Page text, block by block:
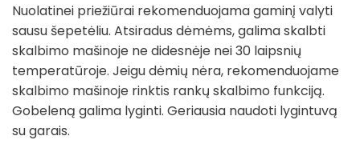
Nuolatinei priežiūrai rekomenduojama gaminį valyti
sausu šepetėliu. Atsiradus dėmėms, galima skalbti
skalbimo mašinoje ne didesnėje nei 30 laipsnių
temperatūroje. Jeigu dėmių nėra, rekomenduojame
skalbimo mašinoje rinktis rankų skalbimo funkciją.
Gobeleną galima lyginti. Geriausia naudoti lygintuvą
su garais.